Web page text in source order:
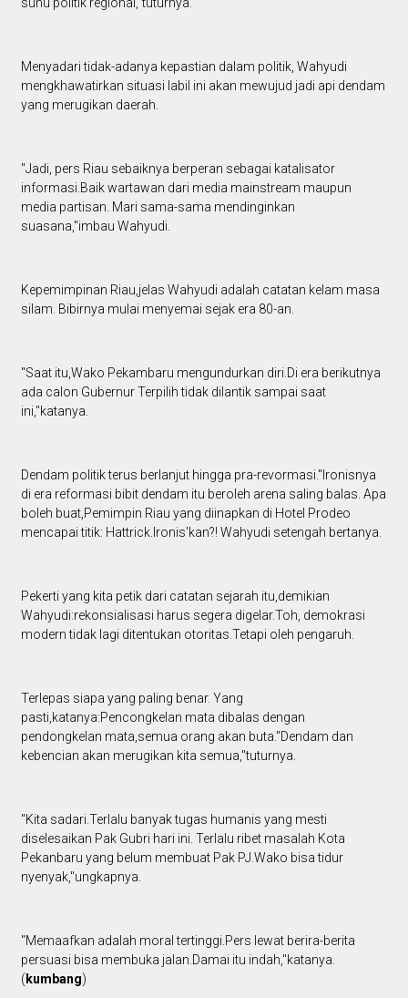
Menyadari tidak-adanya kepastian dalam politik, Wahyudi
mengkhawatirkan situasi labil ini akan mewujud jadi api dendam
yang merugikan daerah.
"Jadi, pers Riau sebaiknya berperan sebagai katalisator
informasi.Baik wartawan dari media mainstream maupun
media partisan. Mari sama-sama mendinginkan
suasana,"imbau Wahyudi.
Kepemimpinan Riau,jelas Wahyudi adalah catatan kelam masa
silam. Bibirnya mulai menyemai sejak era 80-an.
"Saat itu,Wako Pekambaru mengundurkan diri.Di era berikutnya
ada calon Gubernur Terpilih tidak dilantik sampai saat
ini,"katanya.
Dendam politik terus berlanjut hingga pra-revormasi."Ironisnya
di era reformasi bibit dendam itu beroleh arena saling balas. Apa
boleh buat,Pemimpin Riau yang diinapkan di Hotel Prodeo
mencapai titik: Hattrick.Ironis'kan?! Wahyudi setengah bertanya.
Pekerti yang kita petik dari catatan sejarah itu,demikian
Wahyudi:rekonsialisasi harus segera digelar.Toh, demokrasi
modern tidak lagi ditentukan otoritas.Tetapi oleh pengaruh.
Terlepas siapa yang paling benar. Yang
pasti,katanya:Pencongkelan mata dibalas dengan
pendongkelan mata,semua orang akan buta."Dendam dan
kebencian akan merugikan kita semua,"tuturnya.
"Kita sadari.Terlalu banyak tugas humanis yang mesti
diselesaikan Pak Gubri hari ini. Terlalu ribet masalah Kota
Pekanbaru yang belum membuat Pak PJ.Wako bisa tidur
nyenyak,"ungkapnya.
"Memaafkan adalah moral tertinggi.Pers lewat berira-berita
persuasi bisa membuka jalan.Damai itu indah,"katanya.
( kumbang)